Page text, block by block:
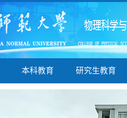
本科教育 研究生教育